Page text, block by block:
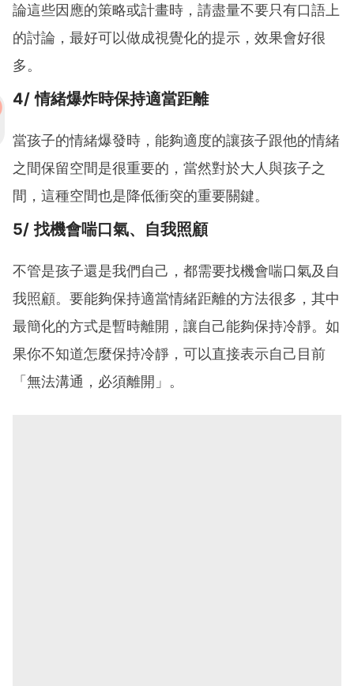
論這些因應的策略或計畫時，請盡量不要只有口語上
的討論，最好可以做成視覺化的提示，效果會好很
多。
4/ 情緒爆炸時保持適當距離
當孩子的情緒爆發時，能夠適度的讓孩子跟他的情緒
之間保留空間是很重要的，當然對於大人與孩子之
間，這種空間也是降低衝突的重要關鍵。
5/ 找機會喘口氣、自我照顧
不管是孩子還是我們自己，都需要找機會喘口氣及自
我照顧。要能夠保持適當情緒距離的方法很多，其中
最簡化的方式是暫時離開，讓自己能夠保持冷靜。如
果你不知道怎麼保持冷靜，可以直接表示自己目前
「無法溝通，必須離開」。